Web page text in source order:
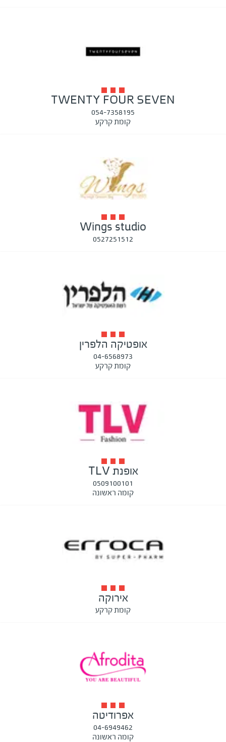
TWENTY FOUR SEVEN
054-7358195
קומת קרקע
Wings studio
0527251512
אופטיקה הלפרין
04-6568973
קומת קרקע
אופנת TLV
0509100101
קומה ראשונה
אירוקה
קומת קרקע
אפרודיטה
04-6949462
קומה ראשונה